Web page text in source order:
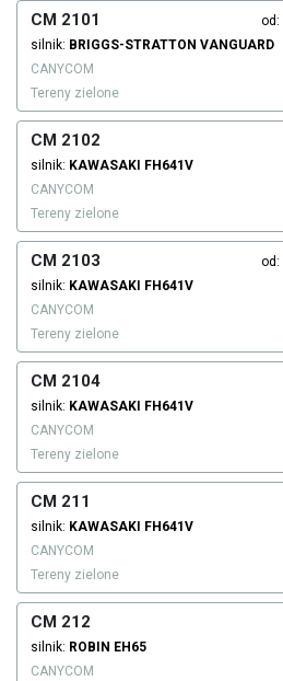
CM 2101 od:
silnik: BRIGGS-STRATTON VANGUARD
CANYCOM
Tereny zielone
CM 2102
silnik: KAWASAKI
FH641V
CANYCOM
Tereny zielone
CM 2103 od:
silnik: KAWASAKI
FH641V
CANYCOM
Tereny zielone
CM 2104
silnik: KAWASAKI
FH641V
CANYCOM
Tereny zielone
CM 211
silnik: KAWASAKI
FH641V
CANYCOM
Tereny zielone
CM 212
silnik: ROBIN EH65
CANYCOM